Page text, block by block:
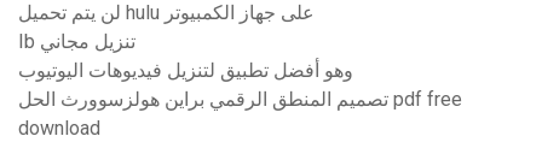
لن يتم تحميل hulu على جهاز الكمبيوتر
Ib تنزيل مجاني
وهو أفضل تطبيق لتنزيل فيديوهات اليوتيوب
تصميم المنطق الرقمي براين هولزسوورث الحل pdf free
download